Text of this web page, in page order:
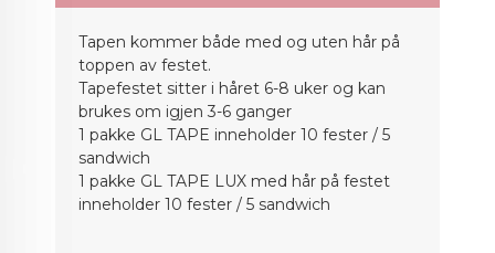
Tapen kommer både med og uten hår på
toppen av festet.
Tapefestet sitter i håret 6-8 uker og kan
brukes om igjen 3-6 ganger
1 pakke GL TAPE inneholder 10 fester / 5
sandwich
1 pakke GL TAPE LUX med hår på festet
inneholder 10 fester / 5 sandwich